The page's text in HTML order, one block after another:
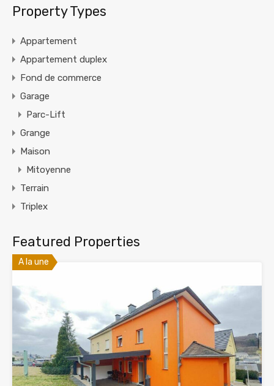
Property Types
Appartement
Appartement duplex
Fond de commerce
Garage
Parc-Lift
Grange
Maison
Mitoyenne
Terrain
Triplex
Featured Properties
A la une